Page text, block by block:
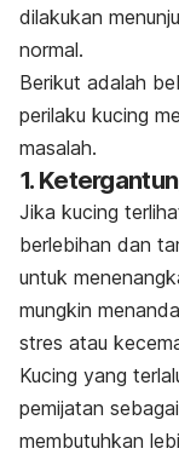
dilakukan
normal.
Berikut adalah
perilaku kucing
masalah.
1.
Jika kucing
berlebihan dan
untuk
mungkin
stres atau
Kucing yang
pemijatan
membutuhkan